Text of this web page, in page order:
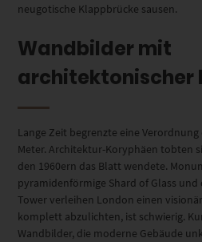
neugotische Klappbrücke sausen.
Wandbilder mit
architektonischer
Lange Zeit begrenzte eine
Meter. Architektur-Koryphäen tobten
den 1960ern das Blatt wendete.
pyramidenförmige Shard of Glass und
Tower verleihen London einen
komplett abzulichten, ist schwierig.
Wandbilder, die moderne Gebäude